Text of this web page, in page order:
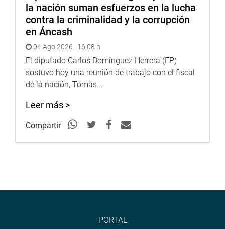
Bonilla, entre otros.
Fundado en setiembre de 1997, el Fondo Editorial del
relacionados con la historia, la identidad y el escenario
social y político del país. En esa misma línea, ofrece,
además, trabajos clásicos del pensamiento peruano y
difunde estudios sobre la realidad nacional.
#FEC2020
la nación suman esfuerzos en la lucha
contra la criminalidad y la corrupción
en Áncash
04 Ago 2026 | 16:08 h
El diputado Carlos Domínguez Herrera (FP)
sostuvo hoy una reunión de trabajo con el fiscal
de la nación, Tomás...
Leer más >
Compartir
PORTAL